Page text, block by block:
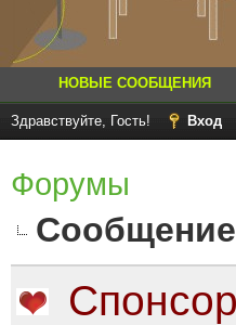
НОВЫЕ СООБЩЕНИЯ
Здравствуйте, Гость! Вход
Форумы